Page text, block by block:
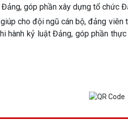
góp phần xây dựng tổ chức
cho đội ngũ cán bộ, đảng
hành kỷ luật Đảng, góp phần